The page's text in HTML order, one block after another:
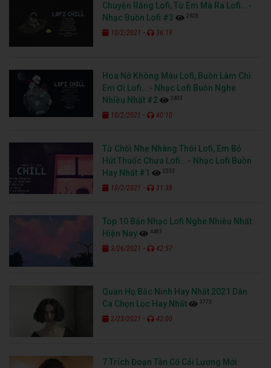
Chuyện Rằng Lofi, Từ Em Mà Ra Lofi...-
Nhạc Buồn Lofi #3
2628
10/2/2021 - 36:19
Hoa Nở Không Màu Lofi, Buồn Làm Chi
Em Ơi Lofi...- Nhạc Lofi Buồn Nghe
Nhiều Nhất #2
2403
10/2/2021 - 40:10
Từ Chối Nhẹ Nhàng Thôi Lofi, Em Bỏ
Hút Thuốc Chưa Lofi...- Nhạc Lofi Buồn
Hay Nhất #1
2533
10/2/2021 - 31:38
Top 10 Bản Nhạc Lofi Nghe Nhiều Nhất
Hiện Nay
4483
3/26/2021 - 42:57
Quan Họ Bắc Ninh Hay Nhất 2021 Dân
Ca Chọn Lọc Hay Nhất
3773
2/23/2021 - 43:00
7 Trích Đoạn Tân Cổ Cải Lương Mới